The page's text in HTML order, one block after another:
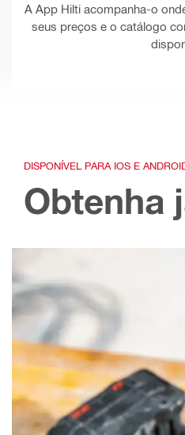
A App Hilti acompanha-o
seus preços e o catálogo
DISPONÍVEL PARA IOS E
Obtenha